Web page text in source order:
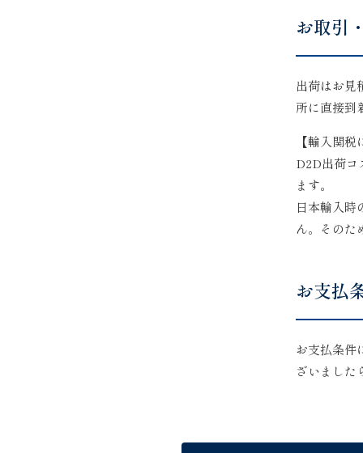
お取引
出荷はお見
所に直接到
【輸入関
D2D出荷コ
ます。
日本輸入時
ん。そのた
お支払
お支払条件
ざいました